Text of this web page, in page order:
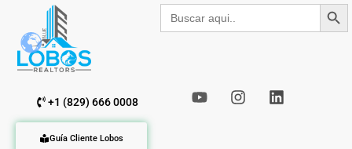
Buscar: Botón de
+1 (829) 666 0008
Guía Cliente Lobos